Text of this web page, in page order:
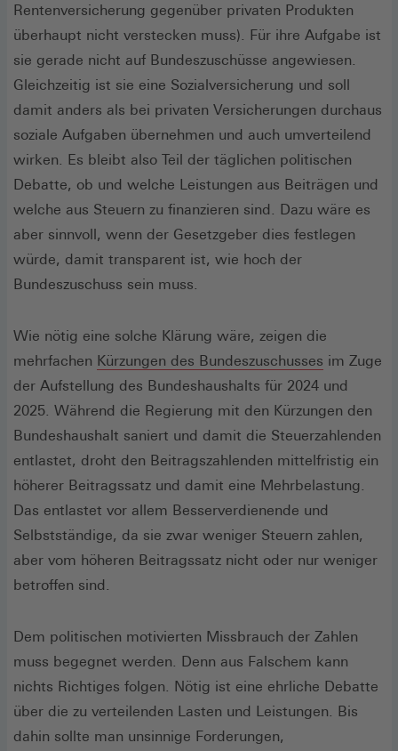
Rentenversicherung gegenüber privaten Produkten
überhaupt nicht verstecken muss). Für ihre Aufgabe ist
sie gerade nicht auf Bundeszuschüsse angewiesen.
Gleichzeitig ist sie eine Sozialversicherung und soll
damit anders als bei privaten Versicherungen durchaus
soziale Aufgaben übernehmen und auch umverteilend
wirken. Es bleibt also Teil der täglichen politischen
Debatte, ob und welche Leistungen aus Beiträgen und
welche aus Steuern zu finanzieren sind. Dazu wäre es
aber sinnvoll, wenn der Gesetzgeber dies festlegen
würde, damit transparent ist, wie hoch der
Bundeszuschuss sein muss.
Wie nötig eine solche Klärung wäre, zeigen die
mehrfachen Kürzungen des Bundeszuschusses (Öffnet
in
einem
neuen
Fenster)
im Zuge
der Aufstellung des Bundeshaushalts für 2024 und
2025. Während die Regierung mit den Kürzungen den
Bundeshaushalt saniert und damit die Steuerzahlenden
entlastet, droht den Beitragszahlenden mittelfristig ein
höherer Beitragssatz und damit eine Mehrbelastung.
Das entlastet vor allem Besserverdienende und
Selbstständige, da sie zwar weniger Steuern zahlen,
aber vom höheren Beitragssatz nicht oder nur weniger
betroffen sind.
Dem politischen motivierten Missbrauch der Zahlen
muss begegnet werden. Denn aus Falschem kann
nichts Richtiges folgen. Nötig ist eine ehrliche Debatte
über die zu verteilenden Lasten und Leistungen. Bis
dahin sollte man unsinnige Forderungen,